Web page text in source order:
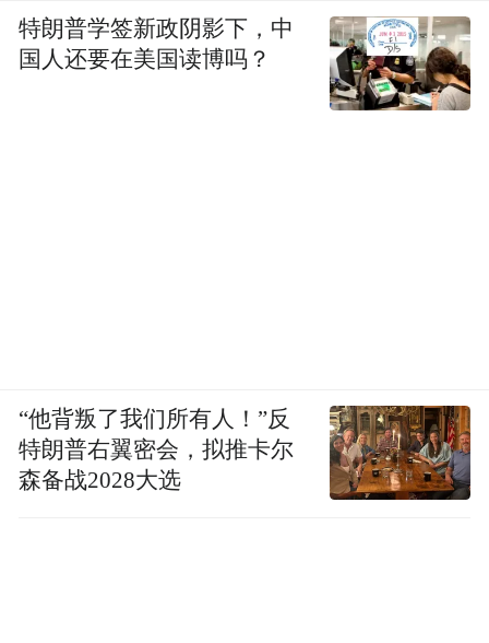
特朗普学签新政阴影下，中
国人还要在美国读博吗？
“他背叛了我们所有人！”反
特朗普右翼密会，拟推卡尔
森备战2028大选